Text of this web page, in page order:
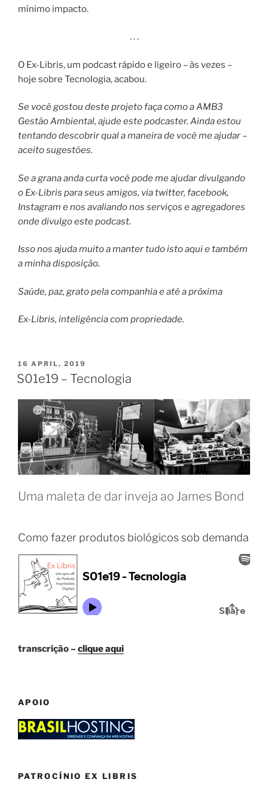
mínimo impacto.
. . .
O Ex-Libris, um podcast rápido e ligeiro – às vezes –
hoje sobre Tecnologia, acabou.
Se você gostou deste projeto faça como a AMB3
Gestão Ambiental, ajude este podcaster. Ainda estou
tentando descobrir qual a maneira de você me ajudar –
aceito sugestões.
Se a grana anda curta você pode me ajudar divulgando
o Ex-Libris para seus amigos, via twitter, facebook,
Instagram e nos avaliando nos serviços e agregadores
onde divulgo este podcast.
Isso nos ajuda muito a manter tudo isto aqui e também
a minha disposição.
Saúde, paz, grato pela companhia e até a próxima
Ex-Libris, inteligência com propriedade.
POSTED
ON
16 APRIL, 2019
S01e19 – Tecnologia
Uma maleta de dar inveja ao James Bond
Como fazer produtos biológicos sob demanda
transcrição –clique aqui
APOIO
PATROCÍNIO EX LIBRIS